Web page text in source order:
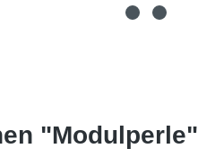
"Modulperle"